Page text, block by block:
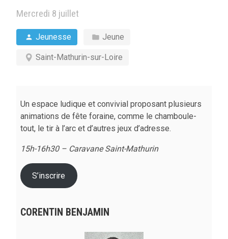
Mercredi 8 juillet
Jeunesse Jeune
Saint-Mathurin-sur-Loire
Un espace ludique et convivial proposant plusieurs
animations de fête foraine, comme le chamboule-
tout, le tir à l’arc et d’autres jeux d’adresse.
15h-16h30 – Caravane Saint-Mathurin
S’inscrire
CORENTIN BENJAMIN